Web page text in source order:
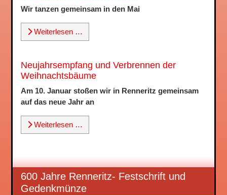
Wir tanzen gemeinsam in den Mai
Weiterlesen …
Neujahrsempfang und Verbrennen der
Weihnachtsbäume
Am 10. Januar stoßen wir in Renneritz gemeinsam
auf das neue Jahr an
Weiterlesen …
600 Jahre Renneritz- Festschrift und
Gedenkmünze